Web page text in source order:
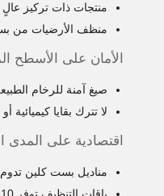
منتجات ذات تركيز عالٍ
منظف الأرضيات من بست كلين يحتاج 30 مل فقط لكل 5
الأمان على الأسطح
صيغ آمنة للرخام
لا تترك بقايا كيميائية
اقتصادية على المدى
مناديل بست كلين